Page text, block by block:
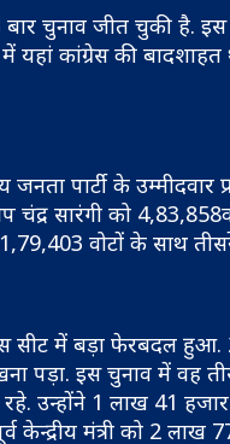
चुनाव जीत चुकी है.
कांग्रेस की
पार्टी के उम्मीदवार
चंद्र सारंगी को
वोटों के साथ
में बड़ा फेरबदल हुआ.
पड़ा. इस चुनाव में वह
उन्होंने 1 लाख 41
केन्द्रीय मंत्री को 2